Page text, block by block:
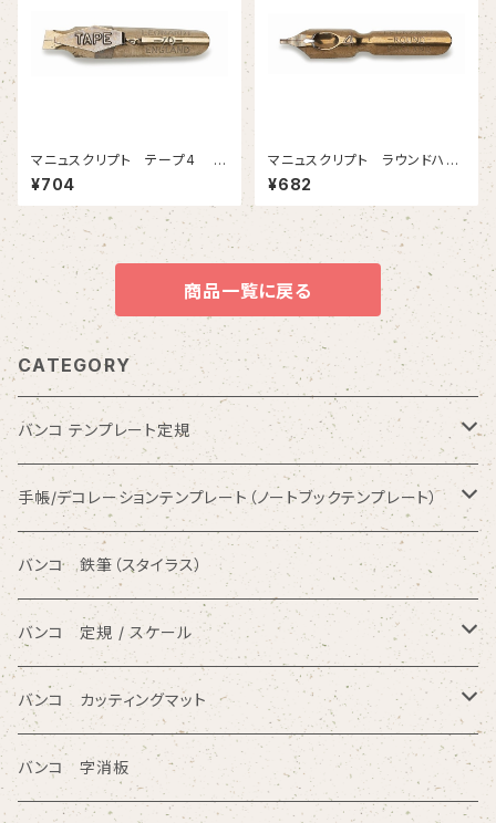
マニュスクリプト テープ4 ４
ｍｍ 2本入
¥704
マニュスクリプト ラウンドハン
ド4 0.95mm 2本
¥682
商品一覧に戻る
CATEGORY
バンコ テンプレート定規
数字入りテンプレート定規
ひらがな入りテンプレート定規
アルファベット入りテンプレート定規
円/楕円/アール入りテンプレート定規
三角形/四角形/五角形/多角形入りテンプレート定規
手帳/デコレーションテンプレート（ノートブックテンプレート）
バンコ ノートブックテンプレート（カードサイズ）
バンコ ルーラースリム（定規型）
バンコ ノートブックテンプレート（はがきサイズ）
バンコ 鉄筆（スタイラス）
バンコ 定規 / スケール
方眼カッティング定規
直定規
バンコ カッティングマット
ポリエチレン系樹脂（PVC）
バンコ 字消板